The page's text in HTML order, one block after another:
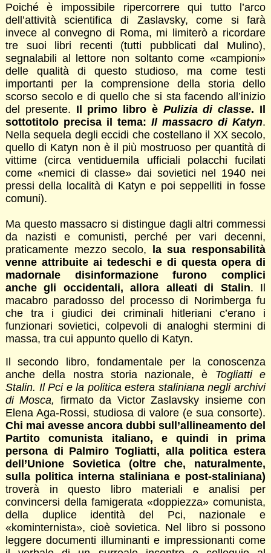
Poiché è impossibile ripercorrere qui tutto l’arco
dell’attività scientifica di Zaslavsky, come si farà
invece al convegno di Roma, mi limiterò a ricordare
tre suoi libri recenti (tutti pubblicati dal Mulino),
segnalabili al lettore non soltanto come «campioni»
delle qualità di questo studioso, ma come testi
importanti per la comprensione della storia dello
scorso secolo e di quello che si sta facendo all’inizio
del presente. Il primo libro è Pulizia di classe. Il
sottotitolo precisa il tema:Il massacro di Katyn.
Nella sequela degli eccidi che costellano il XX secolo,
quello di Katyn non è il più mostruoso per quantità di
vittime (circa ventiduemila ufficiali polacchi fucilati
come «nemici di classe» dai sovietici nel 1940 nei
pressi della località di Katyn e poi seppelliti in fosse
comuni).
Ma questo massacro si distingue dagli altri commessi
da nazisti e comunisti, perché per vari decenni,
praticamente mezzo secolo, la sua responsabilità
venne attribuite ai tedeschi e di questa opera di
madornale disinformazione furono complici
anche gli occidentali, allora alleati di Stalin. Il
macabro paradosso del processo di Norimberga fu
che tra i giudici dei criminali hitleriani c’erano i
funzionari sovietici, colpevoli di analoghi stermini di
massa, tra cui appunto quello di Katyn.
Il secondo libro, fondamentale per la conoscenza
anche della nostra storia nazionale, è Togliatti e
Stalin. Il Pci e la politica estera staliniana negli archivi
di Mosca, firmato da Victor Zaslavsky insieme con
Elena Aga-Rossi, studiosa di valore (e sua consorte).
Chi mai avesse ancora dubbi sull’allineamento del
Partito comunista italiano, e quindi in prima
persona di Palmiro Togliatti, alla politica estera
dell’Unione Sovietica (oltre che, naturalmente,
sulla politica interna staliniana e post-staliniana)
troverà in questo libro materiali e analisi per
convincersi della famigerata «doppiezza» comunista,
della duplice identità del Pci, nazionale e
«kominternista», cioè sovietica. Nel libro si possono
leggere documenti illuminanti e impressionanti come